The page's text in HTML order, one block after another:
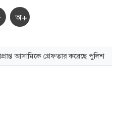
অ+
আসামিকে গ্রেফতার করেছে পুলিশ